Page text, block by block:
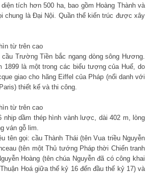
tích hơn 500 ha, bao gồm Hoàng Thành và
chung là Đại Nội. Quần thể kiến trúc được xây
Trường Tiền bắc ngang dòng sông Hương.
1899 là một trong các biểu tượng của Huế, do
giao cho hãng Eiffel của Pháp (nổi danh với
thiết kế và thi công.
nhịp dầm thép hình vành lược, dài 402 m, lòng
ván gỗ lim.
tên gọi: cầu Thành Thái (tên Vua triều Nguyễn
(tên một Thủ tướng Pháp thời Chiến tranh
Hoàng (tên chúa Nguyễn đã có công khai
Hoá giữa thế kỷ 16 đến đầu thế kỷ 17) và